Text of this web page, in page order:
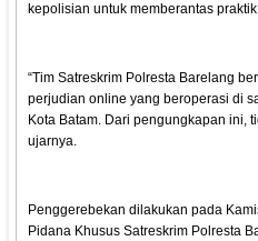
kepolisian untuk memberantas
“Tim Satreskrim Polresta Barelang
perjudian online yang beroperasi di
Kota Batam. Dari pengungkapan ini,
ujarnya.
Penggerebekan dilakukan pada
Pidana Khusus Satreskrim Polresta